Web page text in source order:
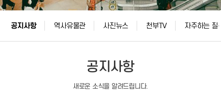
공지사항 역사유물관 사진뉴스 천부TV 자주하는 질
공지사항
새로운 소식을 알려드립니다.